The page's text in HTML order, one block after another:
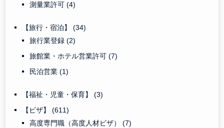
測量業許可(4)
【旅行・宿泊】(34)
旅行業登録(2)
旅館業・ホテル営業許可(7)
民泊営業(1)
【福祉・児童・保育】(3)
【ビザ】(611)
高度専門職（高度人材ビザ）(7)